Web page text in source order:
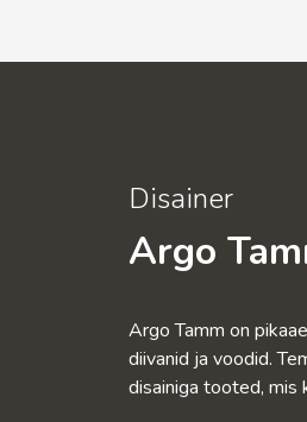
Disainer
Argo
Argo Tamm on
diivanid ja voodid.
disainiga tooted, mis